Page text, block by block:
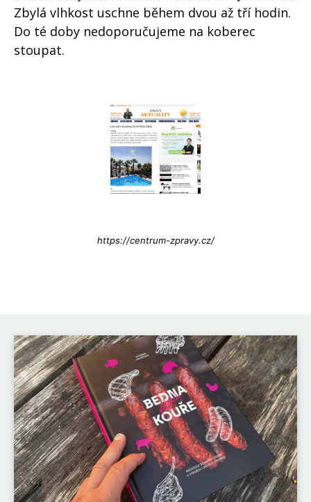
Zbylá vlhkost uschne během dvou až tří hodin.
Do té doby nedoporučujeme na koberec
stoupat.
https://centrum-zpravy.cz/